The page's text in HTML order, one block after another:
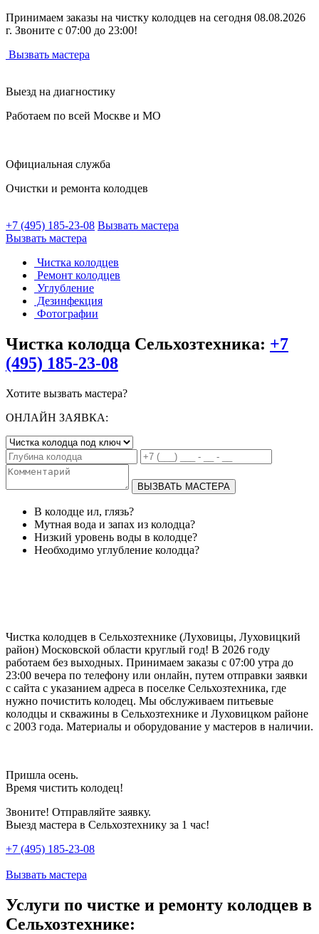
Принимаем заказы на чистку колодцев на сегодня 08.08.2026
г. Звоните с 07:00 до 23:00!
Вызвать мастера
Выезд на диагностику
Работаем по всей Москве и МО
Официальная служба
Очистки и ремонта колодцев
+7 (495) 185-23-08 Вызвать мастера
Вызвать мастера
Чистка колодцев
Ремонт колодцев
Углубление
Дезинфекция
Фотографии
Чистка колодца Сельхозтехника: +7
(495) 185-23-08
Хотите вызвать мастера?
ОНЛАЙН ЗАЯВКА:
ВЫЗВАТЬ МАСТЕРА
В колодце ил, глязь?
Мутная вода и запах из колодца?
Низкий уровень воды в колодце?
Необходимо углубление колодца?
Чистка колодцев в Сельхозтехнике (Луховицы, Луховицкий
район) Московской области круглый год! В 2026 году
работаем без выходных. Принимаем заказы с 07:00 утра до
23:00 вечера по телефону или онлайн, путем отправки заявки
с сайта с указанием адреса в поселке Сельхозтехника, где
нужно почистить колодец. Мы обслуживаем питьевые
колодцы и скважины в Сельхозтехнике и Луховицком районе
с 2003 года. Материалы и оборудование у мастеров в наличии.
Пришла осень.
Время чистить колодец!
Звоните! Отправляйте заявку.
Выезд мастера в Сельхозтехнику за 1 час!
+7 (495) 185-23-08
Вызвать мастера
Услуги по чистке и ремонту колодцев в
Сельхозтехнике: